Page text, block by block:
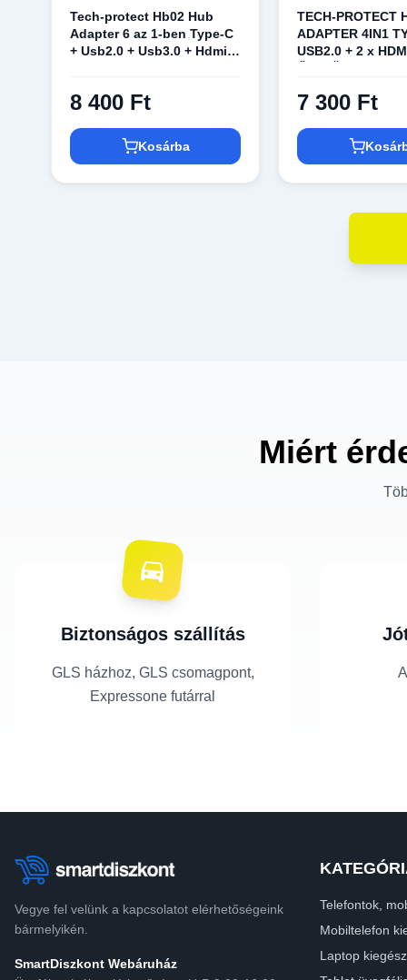
Tech-protect Hb02 Hub
Adapter 6 az 1-ben Type-C
+ Usb2.0 + Usb3.0 + Hdmi
8 400 Ft
Kosárba
TECH-PROTECT
ADAPTER 4IN1
USB2.0 + 2 x
7 300 Ft
Miért
Biztonságos szállítás
GLS házhoz, GLS csomagpont,
Expressone futárral
Vegye fel velünk a kapcsolatot elérhetőségeink
bármelyikén.
SmartDiszkont Webáruház
Telefontok,
Mobiltelefon
Laptop